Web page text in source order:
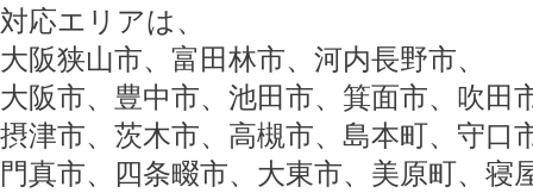
対応エリアは、
大阪狭山市、富田林市、河内長野市、
大阪市、豊中市、池田市、箕面市、吹田
摂津市、茨木市、高槻市、島本町、守口
門真市、四条畷市、大東市、美原町、寝